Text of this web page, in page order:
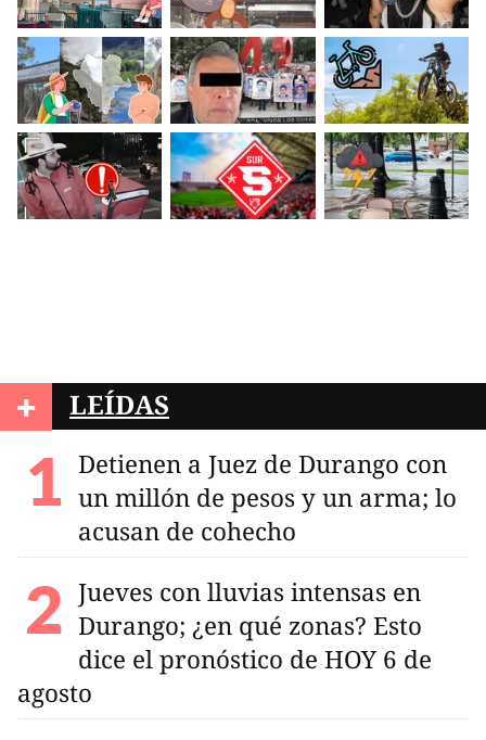
+ LEÍDAS
Detienen a Juez de Durango con
un millón de pesos y un arma; lo
acusan de cohecho
Jueves con lluvias intensas en
Durango; ¿en qué zonas? Esto
dice el pronóstico de HOY 6 de
agosto